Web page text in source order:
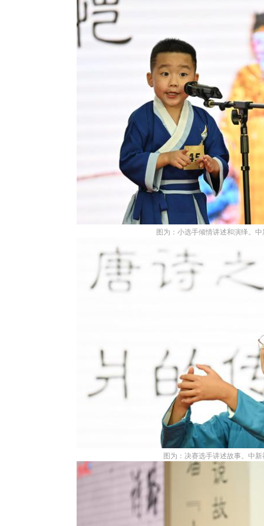
图为：小选手倾情讲述和演绎。
图为：决赛选手讲述故事。中